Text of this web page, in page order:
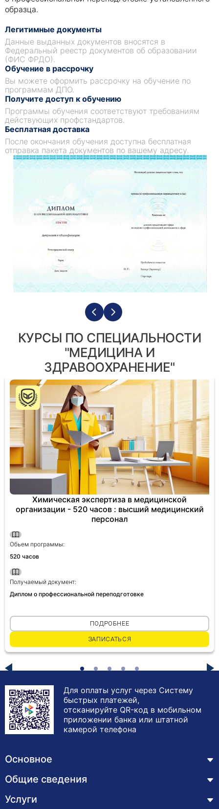
образца.
Легитимные документы
Данные выданных документов вносятся в
Федеральный реестр документов об образовании
(ФИС ФРДО).
Обучение в рассрочку
Вы можете оформить рассрочку на обучение по
программам ДПО.
Получите доступ к обучению
Программы обучения соответствуют требованиям
действующих профстандартов.
Бесплатная доставка
После окончания обучения доступна бесплатная
отправка пакета документов по вашему адресу.
КУРСЫ ПО СПЕЦИАЛЬНОСТИ
"МЕДИЦИНА И
ЗДРАВООХРАНЕНИЕ"
Химическая экспертиза в медицинской
организации - 520 часов : высший медицинский
персонал
Обьем программы:
520 часов
Получаемый документ:
Диплом о профессиональной переподготовке
ПОДРОБНЕЕ
ЗАПИСАТЬСЯ
Для оплаты услуг через Систему
быстрых платежей,
отсканируйте QR-код в мобильном
приложении банка или штатной
камерой телефона
Основное
Курсы
Лицензия
Общие сведения
Основные сведения
Услуги